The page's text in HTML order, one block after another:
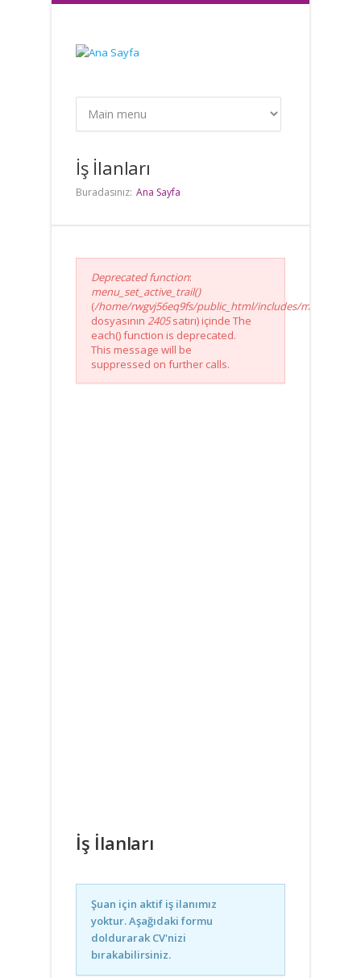
Ana içeriğe atla
İş İlanları
Buradasınız: Ana Sayfa
Error message
Deprecated function:
menu_set_active_trail()
(/home/rwgvj56eq9fs/public_html/includes/menu.inc
dosyasının 2405satırı) içinde The
each() function is deprecated.
This message will be
suppressed on further calls.
İş İlanları
Şuan için aktif iş ilanımız
yoktur. Aşağıdaki formu
doldurarak CV'nizi
bırakabilirsiniz.